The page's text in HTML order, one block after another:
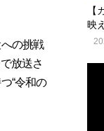
の挑戦
放送さ
“令和の
映